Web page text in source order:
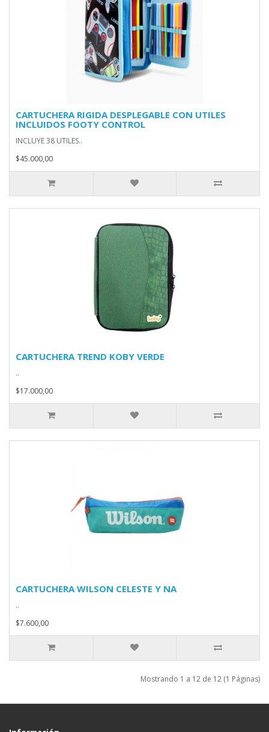
CARTUCHERA RIGIDA DESPLEGABLE CON UTILES
INCLUIDOS FOOTY CONTROL
INCLUYE 38 UTILES..
$45.000,00
CARTUCHERA TREND KOBY VERDE
..
$17.000,00
CARTUCHERA WILSON CELESTE Y NA
..
$7.600,00
Mostrando 1 a 12 de 12 (1 Páginas)